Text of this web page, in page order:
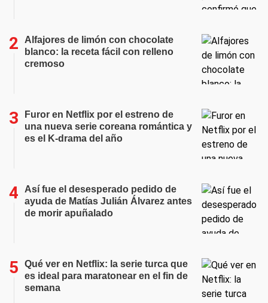
Alfajores de limón con chocolate
blanco: la receta fácil con relleno
cremoso
Furor en Netflix por el estreno de
una nueva serie coreana romántica y
es el K-drama del año
Así fue el desesperado pedido de
ayuda de Matías Julián Álvarez antes
de morir apuñalado
Qué ver en Netflix: la serie turca que
es ideal para maratonear en el fin de
semana